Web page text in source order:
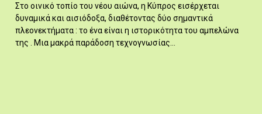
Στο οινικό τοπίο του νέου αιώνα, η Κύπρος εισέρχεται
δυναμικά και αισιόδοξα, διαθέτοντας δύο σημαντικά
πλεονεκτήματα : το ένα είναι η ιστορικότητα του αμπελώνα
της . Μια μακρά παράδοση τεχνογνωσίας…